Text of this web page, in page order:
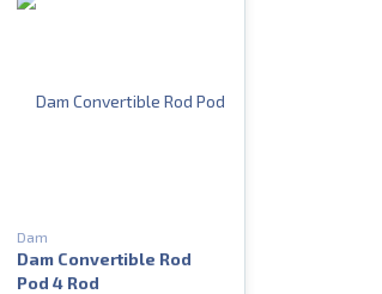
Dam
Dam Convertible Rod
Pod 4 Rod